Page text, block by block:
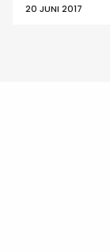
20 JUNI 2017